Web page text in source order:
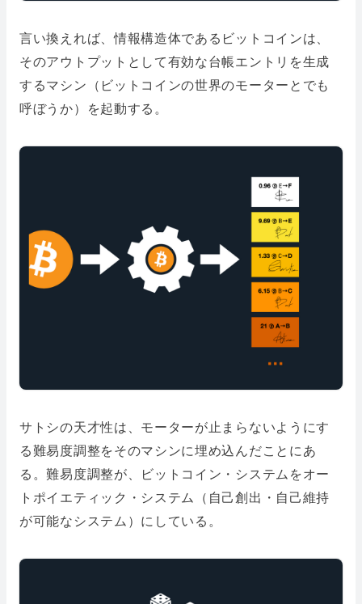
言い換えれば、情報構造体であるビットコインは、
そのアウトプットとして有効な台帳エントリを生成
するマシン（ビットコインの世界のモーターとでも
呼ぼうか）を起動する。
サトシの天才性は、モーターが止まらないようにす
る難易度調整をそのマシンに埋め込んだことにあ
る。難易度調整が、ビットコイン・システムをオー
トポイエティック・システム（自己創出・自己維持
が可能なシステム）にしている。